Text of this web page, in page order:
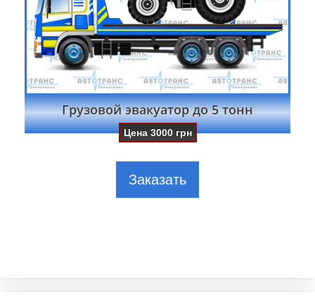
Грузовой эвакуатор до 5 тонн
Цена3000 грн
Заказать